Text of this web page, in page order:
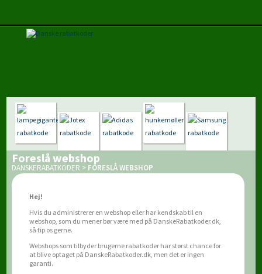
Foreslå webshop
DANSKERABATKODER > FORESLÅ WEBSHOP
Hej!
Hvis du administrerer en webshop eller har kendskab til en
webshop, som du mener bør være med på DanskeRabatkoder.dk,
så tip os gerne.
Webshops som tilbyder brugerne rabatkoder har størst chance for
at blive optaget på DanskeRabatkoder.dk, men det er ingen
garanti.